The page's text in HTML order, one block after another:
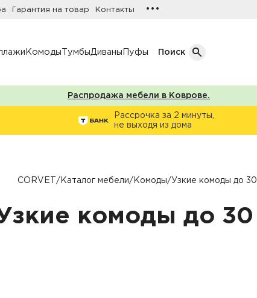
Гарантия на товар Контакты •••
Комоды ТумбыДиваны Пуфы Поиск
Кол-во дверей
Трехдверные шкафы
Распродажа мебели в Коврове.
Рассрочка за 2 минуты,
не выходя из дома
CORVET / Каталог мебели/ Комоды/Узкие комоды до
комоды до 30